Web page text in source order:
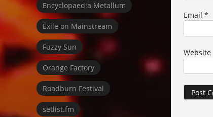
Email *
Website
Encyclopaedia Metallum
Exile on Mainstream
Fuzzy Sun
Orange Factory
Roadburn Festival
setlist.fm